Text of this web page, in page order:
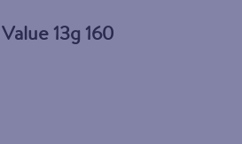
13g 160